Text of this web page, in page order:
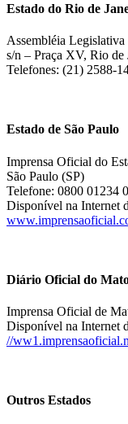
Estado do Rio de
Assembléia
s/n – Praça XV, Rio de
Telefones: (21) 2588-
Estado de São Paulo
Imprensa Oficial do
São Paulo (SP)
Telefone: 0800 01234
Disponível na Internet
Diário Oficial do
Imprensa Oficial de
Disponível na Internet
//
Outros Estados